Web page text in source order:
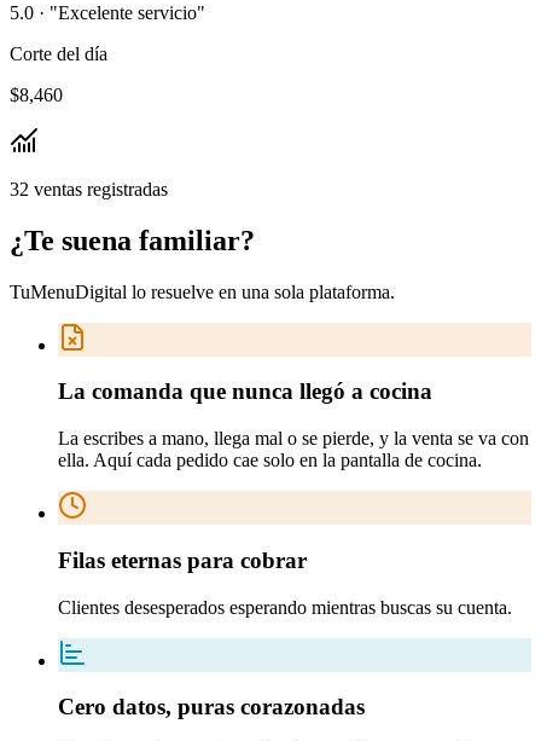
5.0 · "Excelente servicio"
Corte del día
$8,460
32 ventas registradas
¿Te suena familiar?
TuMenuDigital lo resuelve en una sola plataforma.
La comanda que nunca llegó a cocina
La escribes a mano, llega mal o se pierde, y la venta se va con
ella. Aquí cada pedido cae solo en la pantalla de cocina.
Filas eternas para cobrar
Clientes desesperados esperando mientras buscas su cuenta.
Cero datos, puras corazonadas